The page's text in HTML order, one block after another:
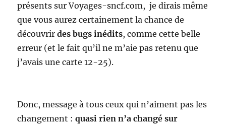
présents sur Voyages-sncf.com, je dirais même
que vous aurez certainement la chance de
découvrirdes bugs inédits, comme cette belle
erreur (et le fait qu’il ne m’aie pas retenu que
j’avais une carte 12-25).
Donc, message à tous ceux qui n’aiment pas les
changement :quasi rien n’a changé sur